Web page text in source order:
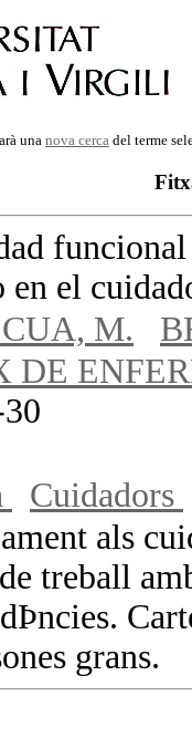
una nova cerca del terme
en el
M.
DE
Cuidadors
als
treball
grans.